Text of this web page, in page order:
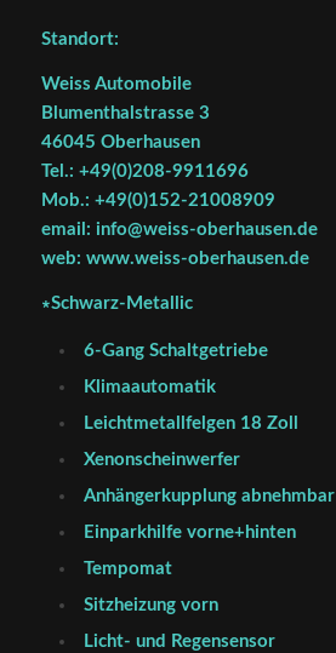
Standort:
Weiss Automobile
Blumenthalstrasse 3
46045 Oberhausen
Tel.: +49(0)208-9911696
Mob.: +49(0)152-21008909
email: info@weiss-oberhausen.de
web: www.weiss-oberhausen.de
∗Schwarz-Metallic
6-Gang Schaltgetriebe
Klimaautomatik
Leichtmetallfelgen 18 Zoll
Xenonscheinwerfer
Anhängerkupplung abnehmbar
Einparkhilfe vorne+hinten
Tempomat
Sitzheizung vorn
Licht- und Regensensor